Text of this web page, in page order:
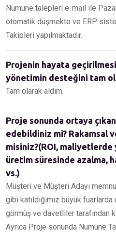
Numune talepleri e-mail ile
otomatik düşmekte ve ERP
Takipleri yapılmaktadır.
Projenin hayata
yönetimin desteğini tam
Tam olarak aldım.
Proje sonunda ortaya
edebildiniz mi? Rakamsal
misiniz?(ROI, maliyetlerde
üretim süresinde azalma,
vs.)
Müşteri ve Müşteri Adayı
gibi katıldığımız büyük
görmüş ve davetliler tarafından
Ayrıca Proje sonunda Numune